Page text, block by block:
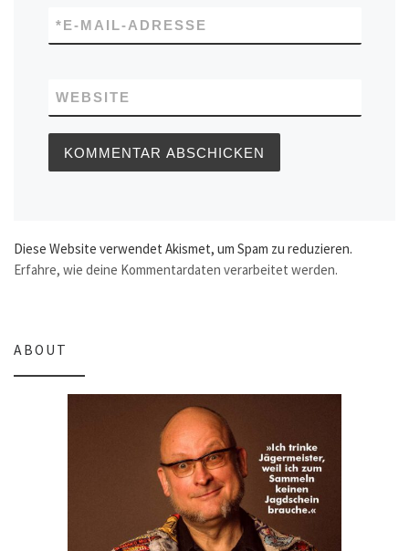
E-MAIL-ADRESSE
*
WEBSITE
Diese Website verwendet Akismet, um Spam zu reduzieren.
Erfahre, wie deine Kommentardaten verarbeitet werden.
ABOUT